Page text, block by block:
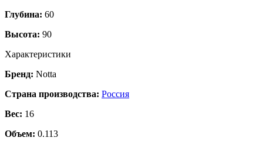
Глубина: 60
Высота: 90
Характеристики
Бренд: Notta
Страна производства: Россия
Вес: 16
Объем: 0.113